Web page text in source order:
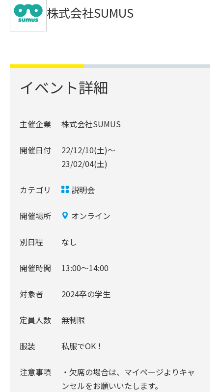
株式会社SUMUS
イベント詳細
主催企業 株式会社SUMUS
開催日付
22/12/10(土)〜
23/02/04(土)
カテゴリ 説明会
開催場所 オンライン
別日程 なし
開催時間 13:00〜14:00
対象者 2024卒の学生
定員人数 無制限
服装 私服でOK！
注意事項
・欠席の場合は、マイページよりキャ
ンセルをお願いいたします。